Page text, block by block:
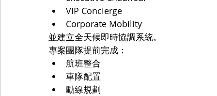
VIP Concierge
Corporate Mobility
並建立全天候即時協調系統。
專案團隊提前完成：
航班整合
車隊配置
動線規劃